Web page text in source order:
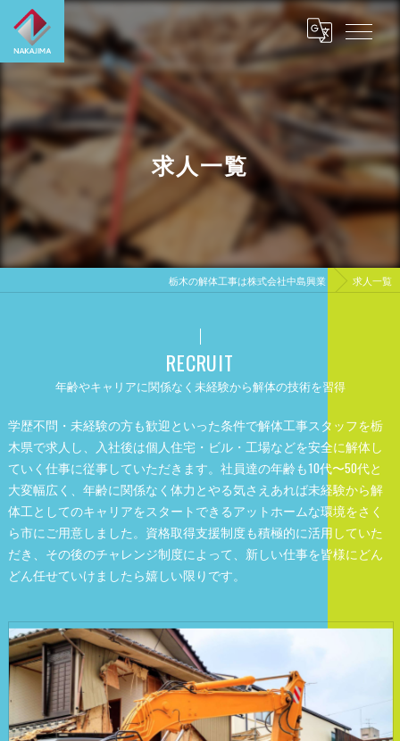
求人一覧
栃木の解体工事は株式会社中島興業 求人一覧
RECRUIT
年齢やキャリアに関係なく未経験から解体の技術を習得
学歴不問・未経験の方も歓迎といった条件で解体工事スタッフを栃
木県で求人し、入社後は個人住宅・ビル・工場などを安全に解体し
ていく仕事に従事していただきます。社員達の年齢も10代〜50代と
大変幅広く、年齢に関係なく体力とやる気さえあれば未経験から解
体工としてのキャリアをスタートできるアットホームな環境をさく
ら市にご用意しました。資格取得支援制度も積極的に活用していた
だき、その後のチャレンジ制度によって、新しい仕事を皆様にどん
どん任せていけましたら嬉しい限りです。